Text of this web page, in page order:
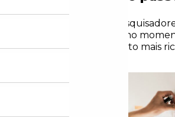
passo
Relacionar-se com
áreas é fundamental no
desenvolver um projeto mais